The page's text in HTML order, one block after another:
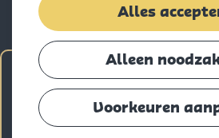
Alles
Alleen
Voorkeuren
h
Goereese vis
hoofdrol